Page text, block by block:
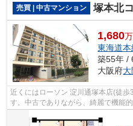
売買 | 中古マンション 塚本北
1,680
東海道本
築55年 /
大阪府
近くにはローソン 淀川通塚本店(徒
す。中古でありながら、綺麗で機能